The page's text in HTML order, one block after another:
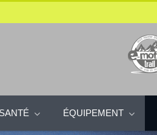
SANTÉ ÉQUIPEMENT